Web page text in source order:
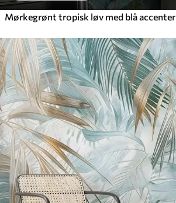
Mørkegrønt tropisk løv med blå accenter